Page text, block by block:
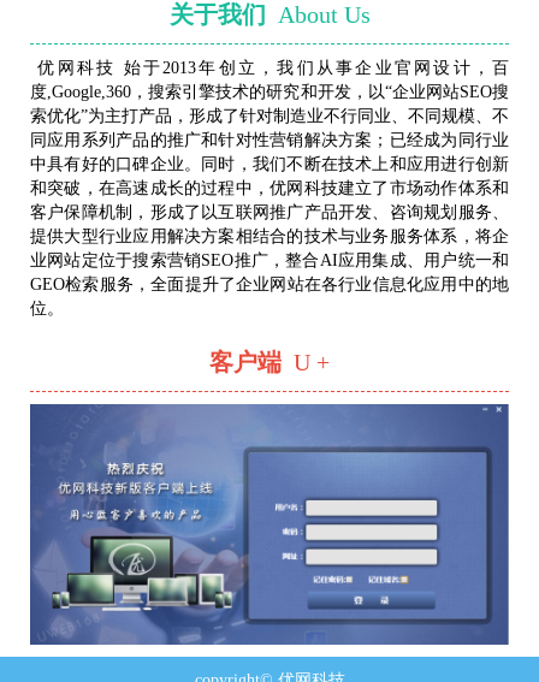
关于我们 About Us
优网科技 始于2013年创立，我们从事企业官网设计，百
度,Google,360，搜索引擎技术的研究和开发，以“企业网站SEO搜
索优化”为主打产品，形成了针对制造业不行同业、不同规模、不
同应用系列产品的推广和针对性营销解决方案；已经成为同行业
中具有好的口碑企业。同时，我们不断在技术上和应用进行创新
和突破，在高速成长的过程中，优网科技建立了市场动作体系和
客户保障机制，形成了以互联网推广产品开发、咨询规划服务、
提供大型行业应用解决方案相结合的技术与业务服务体系，将企
业网站定位于搜索营销SEO推广，整合AI应用集成、用户统一和
GEO检索服务，全面提升了企业网站在各行业信息化应用中的地
位。
客户端 U +